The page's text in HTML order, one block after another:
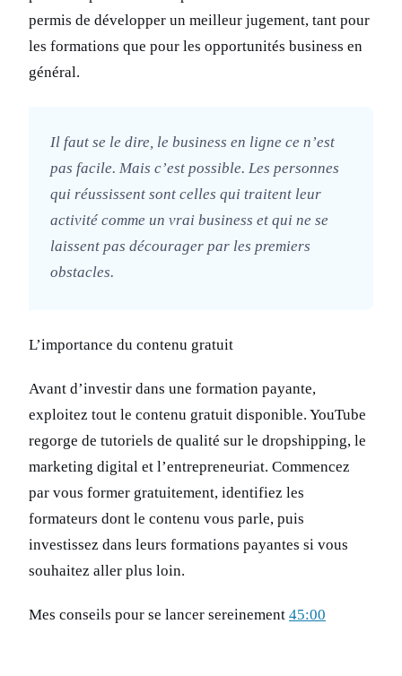
permis de développer un meilleur jugement, tant pour
les formations que pour les opportunités business en
général.
Il faut se le dire, le business en ligne ce n’est
pas facile. Mais c’est possible. Les personnes
qui réussissent sont celles qui traitent leur
activité comme un vrai business et qui ne se
laissent pas décourager par les premiers
obstacles.
L’importance du contenu gratuit
Avant d’investir dans une formation payante,
exploitez tout le contenu gratuit disponible. YouTube
regorge de tutoriels de qualité sur le dropshipping, le
marketing digital et l’entrepreneuriat. Commencez
par vous former gratuitement, identifiez les
formateurs dont le contenu vous parle, puis
investissez dans leurs formations payantes si vous
souhaitez aller plus loin.
Mes conseils pour se lancer sereinement 45:00